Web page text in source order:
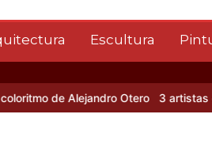
Escultura
de Alejandro Otero 3 artistas